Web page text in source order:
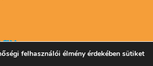
felhasználói élmény érdekében sütiket